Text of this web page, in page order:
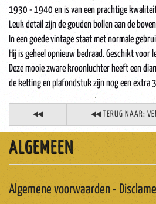
1930 - 1940 en is van een prachtige
Leuk detail zijn de gouden bollen aan de
In een goede vintage staat met normale
Hij is geheel opnieuw bedraad. Geschikt voor
Deze mooie zware kroonluchter heeft een
de ketting en plafondstuk zijn nog een extra
TERUG NAAR:
ALGEMEEN
Algemene voorwaarden -